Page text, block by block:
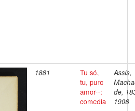
1881
Tu só,
tu, puro
amor--:
comedia
Assis,
de,
1908